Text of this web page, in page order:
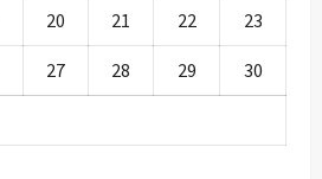
20 21 22 23
27 28 29 30